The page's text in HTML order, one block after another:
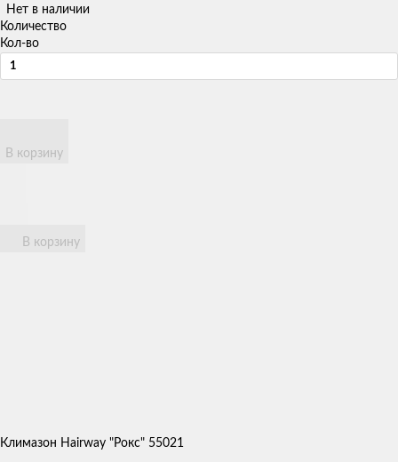
Нет в наличии
Количество
Кол-во
В корзину
В корзину
Климазон Hairway "Рокс" 55021